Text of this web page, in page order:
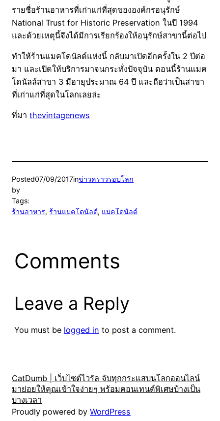
รายชื่อร้านอาหารที่เก่าแก่ที่สุดขององค์กรอนุรักษ์
National Trust for Historic Preservation ในปี 1994
และด้วยเหตุนี้จึงได้มีการเรียกร้องให้อนุรักษ์สาขานี้ต่อไป
ทำให้ร้านแมคโดนัลด์แห่งนี้ กลับมาเปิดอีกครั้งใน 2 ปีต่อ
มา และเปิดให้บริการมาจนกระทั่งปัจจุบัน ตอนนี้ร้านแมค
โดนัลล์สาขา 3 มีอายุประมาณ 64 ปี และถือว่าเป็นสาขา
ที่เก่าแก่ที่สุดในโลกเลยล่ะ
ที่มา thevintagenews
Posted07/09/2017inข่าวคราวรอบโลก
by
Tags:
ร้านอาหาร, ร้านแมคโดนัลด์, แมคโดนัลด์
Comments
Leave a Reply
You must be logged in to post a comment.
CatDumb | เว็บไซต์ไวรัล จับทุกกระแสบนโลกออนไลน์
มาย่อยให้คุณเข้าใจง่ายๆ พร้อมคอนเทนต์พิเศษบ้างเป็น
บางเวลา
Proudly powered by WordPress